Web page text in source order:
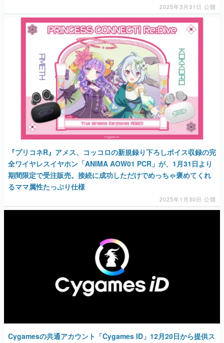
2025年3月31日 公開
『プリコネR』アメス、コッコロの新規録り下ろしボイス収録の完
全ワイヤレスイヤホン「ANIMA AOW01 PCR」が、1月31日より
期間限定で受注販売。接続に成功しただけでめっちゃ褒めてくれ
るママ属性たっぷり仕様
2025年1月30日 公開
Cygamesの共通アカウント「Cygames ID」12月20日から提供ス